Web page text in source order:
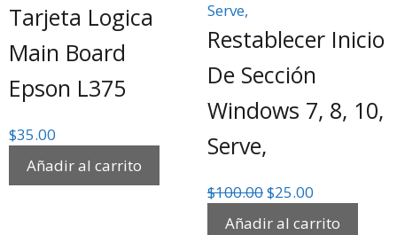
Tarjeta Logica
Main Board
Epson L375
$35.00
Añadir al carrito
Restablecer Inicio
De Sección
Windows 7, 8, 10,
Serve,
$100.00$25.00
Añadir al carrito